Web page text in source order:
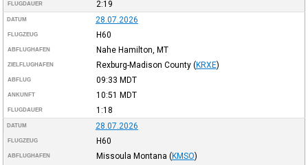
FLUGDAUER 2:19
DATUM 28.07.2026
FLUGZEUG H60
ABFLUGHAFEN Nahe Hamilton, MT
ZIELFLUGHAFEN Rexburg-Madison County (KRXE)
ABFLUG 09:33 MDT
ANKUNFT 10:51 MDT
FLUGDAUER 1:18
DATUM 28.07.2026
FLUGZEUG H60
ABFLUGHAFEN Missoula Montana (KMSO)